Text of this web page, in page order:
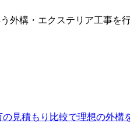
外構・エクステリア工事を
見積もり比較で理想の外構